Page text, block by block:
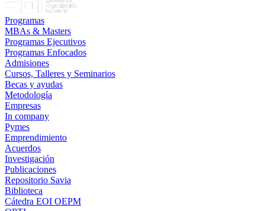
Programas
MBAs & Masters
Programas Ejecutivos
Programas Enfocados
Admisiones
Cursos, Talleres y Seminarios
Becas y ayudas
Metodología
Empresas
In company
Pymes
Emprendimiento
Acuerdos
Investigación
Publicaciones
Repositorio Savia
Biblioteca
Cátedra EOI OEPM